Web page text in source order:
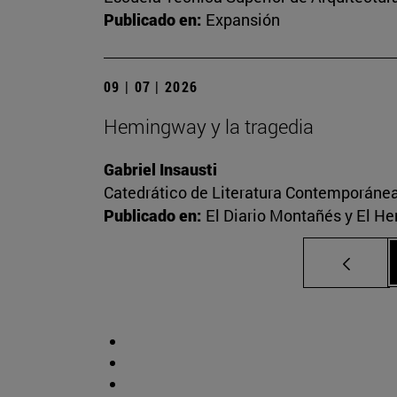
Publicado en: Expansión
09 | 07 | 2026
Hemingway y la tragedia
Gabriel Insausti
Catedrático de Literatura
Publicado en: El Diario Montañés y El